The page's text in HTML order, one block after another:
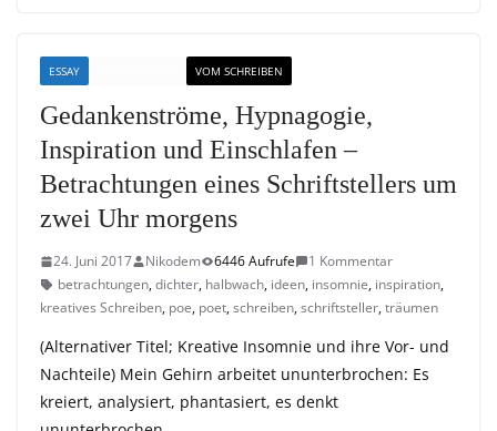
ESSAY VOM SCHREIBEN
Gedankenströme, Hypnagogie,
Inspiration und Einschlafen –
Betrachtungen eines Schriftstellers um
zwei Uhr morgens
24. Juni 2017 Nikodem 6446 Aufrufe
1 Kommentar
betrachtungen,dichter, halbwach, ideen, insomnie, inspiration,
kreatives Schreiben, poe, poet,schreiben,schriftsteller,träumen
(Alternativer Titel; Kreative Insomnie und ihre Vor- und
Nachteile) Mein Gehirn arbeitet ununterbrochen: Es
kreiert, analysiert, phantasiert, es denkt